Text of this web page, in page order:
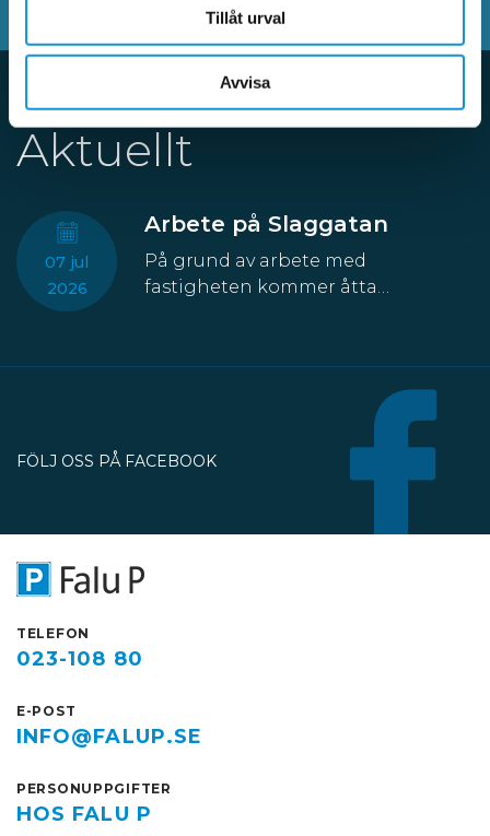
Tillåt urval
Avvisa
Aktuellt
07 jul
2026
Arbete på Slaggatan
På grund av arbete med
fastigheten kommer åtta
nordöstra sidan av Slaggatan
enligt kartbilden här ovan får
fordon inte stannas eller parkeras
under perioden 13 juli till 30
oktober.
FÖLJ OSS PÅ FACEBOOK
TELEFON
023-108 80
E-POST
INFO@FALUP.SE
PERSONUPPGIFTER
HOS FALU P